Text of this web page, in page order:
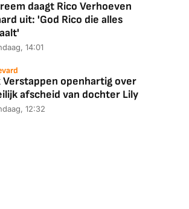
daagt Rico Verhoeven
uit: 'God Rico die alles
14:01
Verstappen openhartig over
afscheid van dochter Lily
12:32